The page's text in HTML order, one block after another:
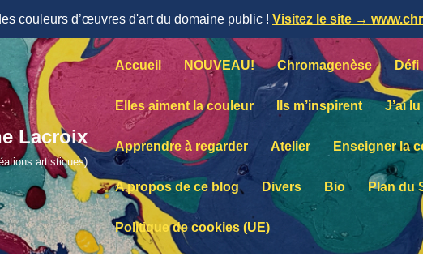
couleurs d’œuvres d'art du domaine public ! Visitez le site →
Lacroix
artistiques)
Accueil NOUVEAU! Chromagenèse Défi
Elles aiment la couleur Ils m’inspirent J’ai
Apprendre à regarder Atelier Enseigner la
A propos de ce blog Divers Bio Plan du
Politique de cookies (UE)